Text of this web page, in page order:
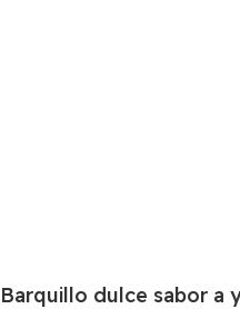
Barquillo dulce sabor a